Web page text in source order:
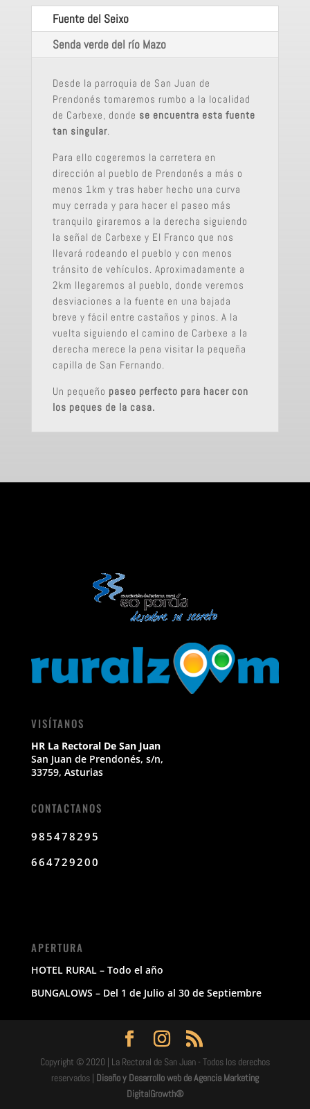
Fuente del Seixo
Senda verde del río Mazo
Desde la parroquia de San Juan de
Prendonés tomaremos rumbo a la localidad
de Carbexe, donde se encuentra esta fuente
tan singular.
Para ello cogeremos la carretera en
dirección al pueblo de Prendonés a más o
menos 1km y tras haber hecho una curva
muy cerrada y para hacer el paseo más
tranquilo giraremos a la derecha siguiendo
la señal de Carbexe y El Franco que nos
llevará rodeando el pueblo y con menos
tránsito de vehículos. Aproximadamente a
2km llegaremos al pueblo, donde veremos
desviaciones a la fuente en una bajada
breve y fácil entre castaños y pinos. A la
vuelta siguiendo el camino de Carbexe a la
derecha merece la pena visitar la pequeña
capilla de San Fernando.
Un pequeño paseo perfecto para hacer con
los peques de la casa.
VISÍTANOS
HR La Rectoral De San Juan
San Juan de Prendonés, s/n,
33759, Asturias
CONTACTANOS
985478295
664729200
APERTURA
HOTEL RURAL – Todo el año
BUNGALOWS – Del 1 de Julio al 30 de Septiembre
Copyright © 2020 | La Rectoral de San Juan - Todos los derechos
reservados | Diseño y Desarrollo web de Agencia Marketing
DigitalGrowth®